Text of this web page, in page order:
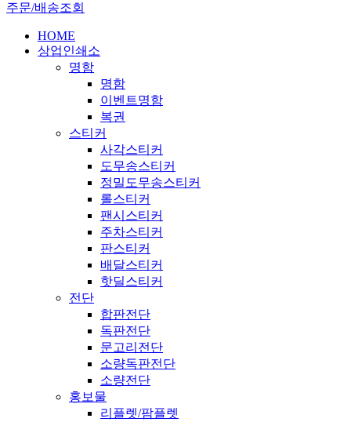
주문/배송조회
HOME
상업인쇄소
명함
명함
이벤트명함
복권
스티커
사각스티커
도무송스티커
정밀도무송스티커
롤스티커
팬시스티커
주차스티커
판스티커
배달스티커
핫딜스티커
전단
합판전단
독판전단
문고리전단
소량독판전단
소량전단
홍보물
리플렛/팜플렛